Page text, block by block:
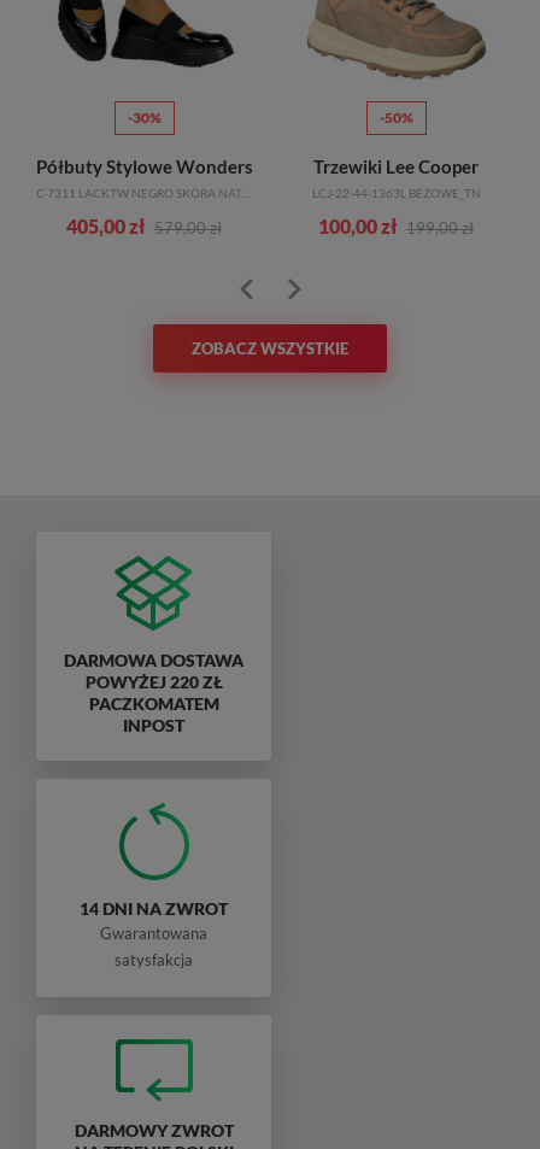
-30%
Półbuty Stylowe Wonders
C-7311 LACKTW NEGRO SKÓRA NATURALNA
405,00 zł 579,00 zł
-50%
Trzewiki Lee Cooper
LCJ-22-44-1363L BEŻOWE_TN
100,00 zł 199,00 zł
ZOBACZ WSZYSTKIE
DARMOWA DOSTAWA
POWYŻEJ 220 ZŁ
PACZKOMATEM
INPOST
14 DNI NA ZWROT
Gwarantowana
satysfakcja
DARMOWY ZWROT